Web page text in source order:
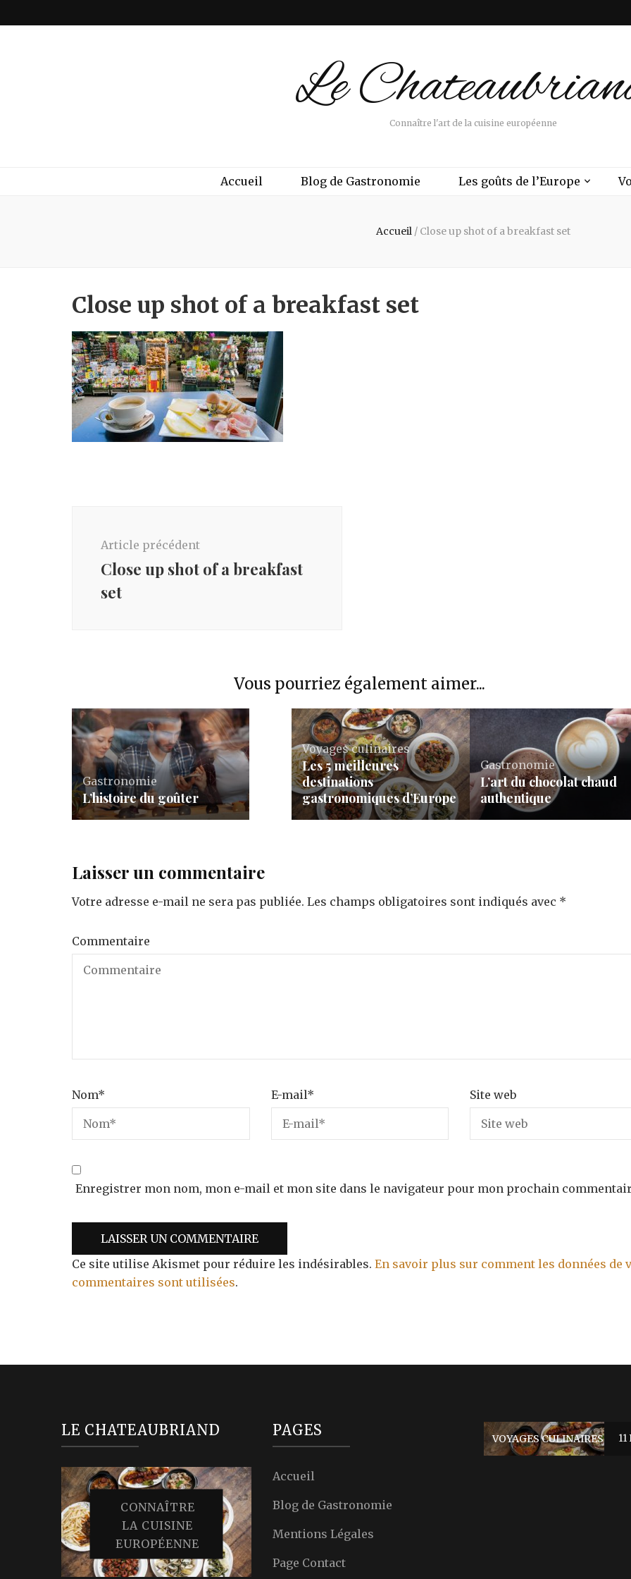
Le Connaître l'art de la cuisine européenne
Accueil Blog de Gastronomie Les goûts de l’Europe
Accueil / Close up shot of a breakfast set
Close up shot of a breakfast set
Article précédent
Close up shot of a breakfast
set
Vous pourriez également aimer...
Gastronomie
L’histoire du goûter
Voyages culinaires
Les 5 meilleures
destinations
gastronomiques d’Europe
Gastronomie
L’art du chocolat chaud
authentique
Laisser un commentaire
Votre adresse e-mail ne sera pas publiée. Les champs obligatoires sont indiqués avec *
Commentaire
Nom* E-mail* Site web
Enregistrer mon nom, mon e-mail et mon site dans le navigateur pour mon prochain
Ce site utilise Akismet pour réduire les indésirables. En savoir plus sur comment les données de
commentaires sont utilisées.
LE CHATEAUBRIAND
CONNAÎTRE
LA CUISINE
EUROPÉENNE
PAGES
Accueil
Blog de Gastronomie
Mentions Légales
Page Contact
VOYAGES CULINAIRES 11